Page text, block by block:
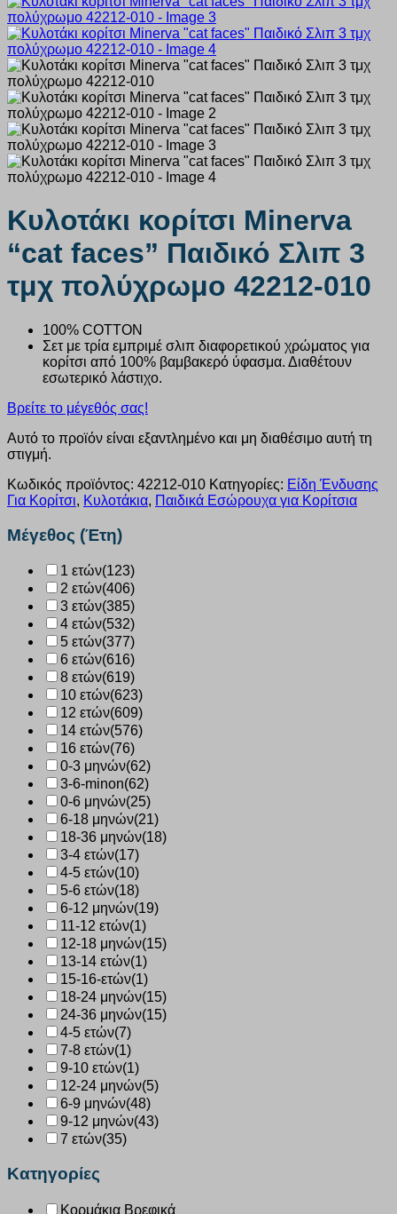
Κυλοτάκι κορίτσι Minerva
“cat faces” Παιδικό Σλιπ 3
τμχ πολύχρωμο 42212-010
100% COTTON
Σετ με τρία εμπριμέ σλιπ διαφορετικού χρώματος για
κορίτσι από 100% βαμβακερό ύφασμα. Διαθέτουν
εσωτερικό λάστιχο.
Βρείτε το μέγεθός σας!
Αυτό το προϊόν είναι εξαντλημένο και μη διαθέσιμο αυτή τη
στιγμή.
Κωδικός προϊόντος: 42212-010 Κατηγορίες: Είδη Ένδυσης
Για Κορίτσι, Κυλοτάκια, Παιδικά Εσώρουχα για Κορίτσια
Μέγεθος (Έτη)
1 ετών(123)
2 ετών(406)
3 ετών(385)
4 ετών(532)
5 ετών(377)
6 ετών(616)
8 ετών(619)
10 ετών(623)
12 ετών(609)
14 ετών(576)
16 ετών(76)
0-3 μηνών(62)
3-6-minon(62)
0-6 μηνών(25)
6-18 μηνών(21)
18-36 μηνών(18)
3-4 ετών(17)
4-5 ετών(10)
5-6 ετών(18)
6-12 μηνών(19)
11-12 ετών(1)
12-18 μηνών(15)
13-14 ετών(1)
15-16-ετών(1)
18-24 μηνών(15)
24-36 μηνών(15)
4-5 ετών(7)
7-8 ετών(1)
9-10 ετών(1)
12-24 μηνών(5)
6-9 μηνών(48)
9-12 μηνών(43)
7 ετών(35)
Κατηγορίες
Κορμάκια Βρεφικά